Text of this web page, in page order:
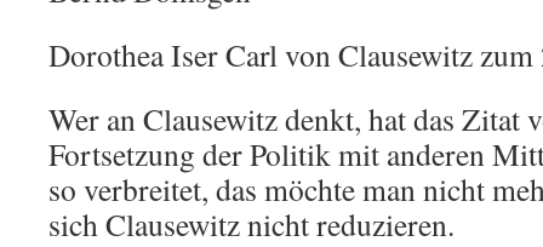
Dorothea Iser Carl von Clausewitz
Wer an Clausewitz denkt, hat das Zitat
Fortsetzung der Politik mit anderen
so verbreitet, das möchte man nicht
sich Clausewitz nicht reduzieren.